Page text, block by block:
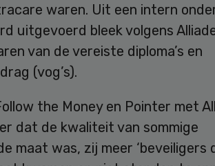
waren. Uit een intern
uitgevoerd bleek volgens
van de vereiste diploma’s en
(vog’s).
the Money en Pointer met
dat de kwaliteit van sommige
maat was, zij meer ‘beveiligers